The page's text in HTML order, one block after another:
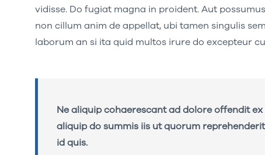
vidisse. Do fugiat magna in proident. Aut
non cillum anim de appellat, ubi tamen singulis
laborum an si ita quid multos irure do excepteur
Ne aliquip cohaerescant ad dolore offendit
aliquip do summis iis ut quorum
id quis.